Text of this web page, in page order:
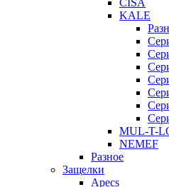
CISA
KALE
MUL-T-
NEMEF
Разное
Защелки
Apecs